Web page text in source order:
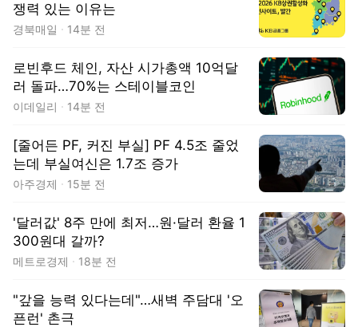
쟁력 있는 이유는
경북매일 14분 전
로빈후드 체인, 자산 시가총액 10억달
러 돌파…70%는 스테이블코인
이데일리 14분 전
[줄어든 PF, 커진 부실] PF 4.5조 줄었
는데 부실여신은 1.7조 증가
아주경제 15분 전
'달러값' 8주 만에 최저…원·달러 환율 1
300원대 갈까?
메트로경제 18분 전
"갚을 능력 있다는데"…새벽 주담대 '오
픈런' 촌극